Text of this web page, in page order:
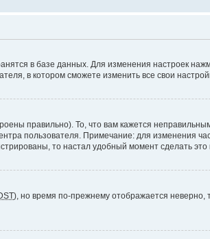
в базе данных. Для изменения настроек
в котором сможете изменить все свои
правильно). То, что вам кажется
пользователя. Примечание: для изменения
то настал удобный момент сделать это
), но время по-прежнему отображается неверно,